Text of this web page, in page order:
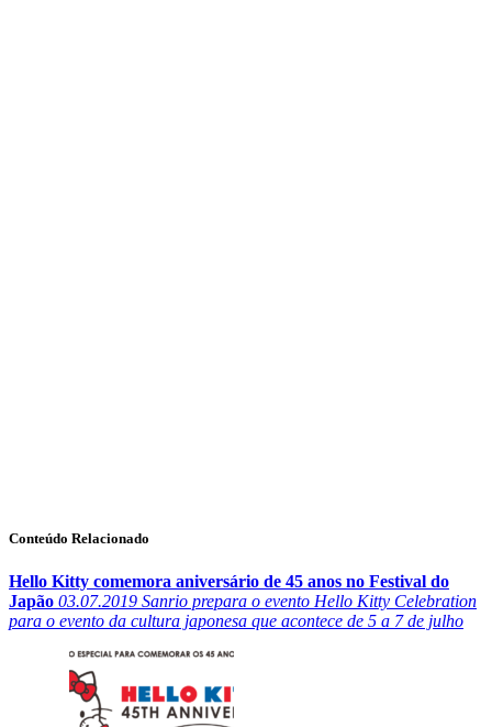
Conteúdo Relacionado
Hello Kitty comemora aniversário de 45 anos no Festival do
Japão 03.07.2019 Sanrio prepara o evento Hello Kitty Celebration
para o evento da cultura japonesa que acontece de 5 a 7 de julho